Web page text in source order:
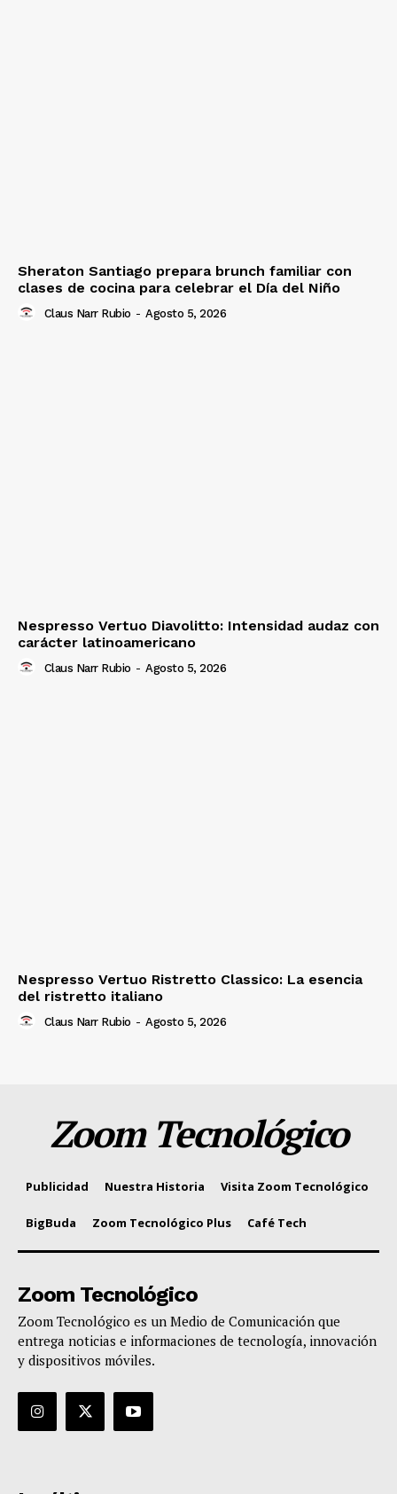
Sheraton Santiago prepara brunch familiar con
clases de cocina para celebrar el Día del Niño
Claus Narr Rubio - Agosto 5, 2026
Nespresso Vertuo Diavolitto: Intensidad audaz con
carácter latinoamericano
Claus Narr Rubio - Agosto 5, 2026
Nespresso Vertuo Ristretto Classico: La esencia
del ristretto italiano
Claus Narr Rubio - Agosto 5, 2026
Zoom Tecnológico
Publicidad Nuestra Historia Visita Zoom Tecnológico
BigBuda Zoom Tecnológico Plus Café Tech
Zoom Tecnológico
Zoom Tecnológico es un Medio de Comunicación que
entrega noticias e informaciones de tecnología, innovación
y dispositivos móviles.